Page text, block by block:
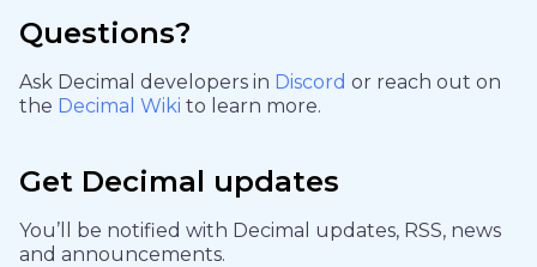
Questions?
Ask Decimal developers in Discord or reach out on
the Decimal Wiki to learn more.
Get Decimal updates
You’ll be notified with Decimal updates, RSS, news
and announcements.